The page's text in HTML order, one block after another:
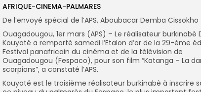
AFRIQUE-CINEMA-PALMARES
De l’envoyé spécial de l’APS, Aboubacar Demba Cissokho
Ouagadougou, 1er mars (APS) – Le réalisateur burkinabè
Kouyaté a remporté samedi l’Etalon d’or de la 29-ème
Festival panafricain du cinéma et de la télévision de
Ouagadougou (Fespaco), pour son film “Katanga – La
scorpions”, a constaté l’APS.
Kouyaté est le troisième réalisateur burkinabè à inscrire